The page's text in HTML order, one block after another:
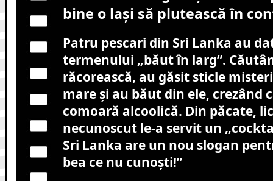
bine o lași să plutească în
Patru pescari din Sri Lanka au
termenului „băut în larg”.
răcorească, au găsit sticle
mare și au băut din ele, crezând
comoară alcoolică. Din păcate,
necunoscut le-a servit un
Sri Lanka are un nou slogan
bea ce nu cunoști!”